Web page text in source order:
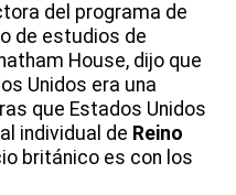
del programa de
de estudios de
House, dijo que
Unidos era una
que Estados Unidos
individual de Reino
británico es con los